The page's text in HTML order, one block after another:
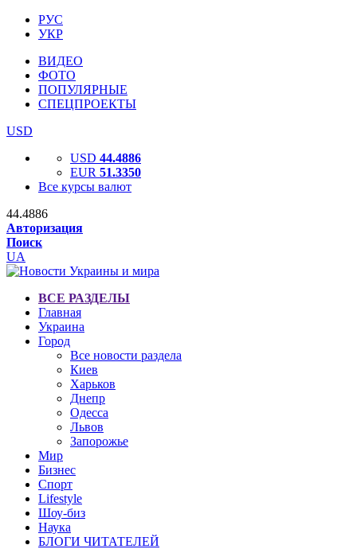
РУС
УКР
ВИДЕО
ФОТО
ПОПУЛЯРНЫЕ
СПЕЦПРОЕКТЫ
USD
USD 44.4886
EUR 51.3350
Все курсы валют
44.4886
Авторизация
Поиск
UA
ВСЕ РАЗДЕЛЫ
Главная
Украина
Город
Все новости раздела
Киев
Харьков
Днепр
Одесса
Львов
Запорожье
Мир
Бизнес
Спорт
Lifestyle
Шоу-биз
Наука
БЛОГИ ЧИТАТЕЛЕЙ